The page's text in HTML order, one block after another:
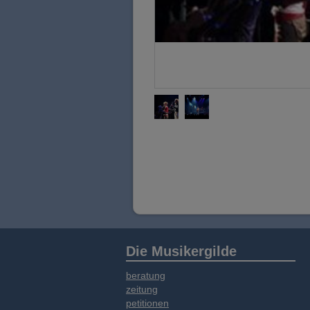
Die Musikergilde
beratung
zeitung
petitionen